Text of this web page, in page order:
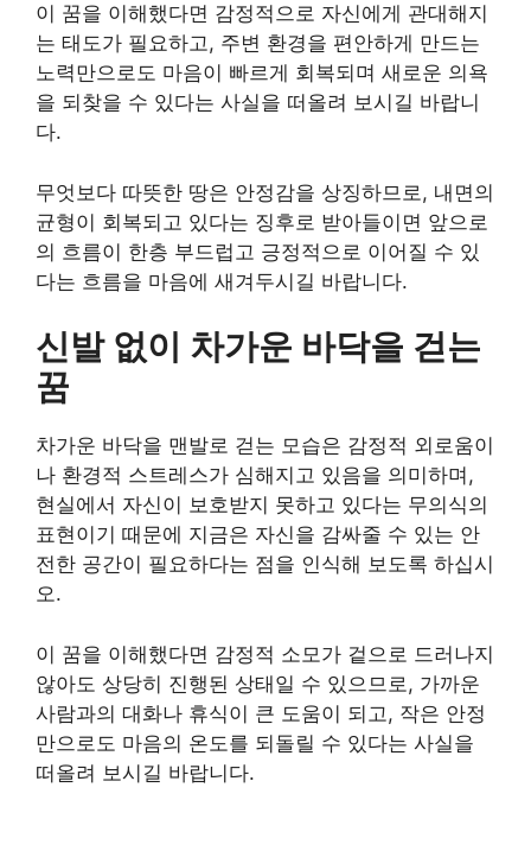
이 꿈을 이해했다면 감정적으로 자신에게 관대해지
는 태도가 필요하고, 주변 환경을 편안하게 만드는
노력만으로도 마음이 빠르게 회복되며 새로운 의욕
을 되찾을 수 있다는 사실을 떠올려 보시길 바랍니
다.
무엇보다 따뜻한 땅은 안정감을 상징하므로, 내면의
균형이 회복되고 있다는 징후로 받아들이면 앞으로
의 흐름이 한층 부드럽고 긍정적으로 이어질 수 있
다는 흐름을 마음에 새겨두시길 바랍니다.
신발 없이 차가운 바닥을 걷는
꿈
차가운 바닥을 맨발로 걷는 모습은 감정적 외로움이
나 환경적 스트레스가 심해지고 있음을 의미하며,
현실에서 자신이 보호받지 못하고 있다는 무의식의
표현이기 때문에 지금은 자신을 감싸줄 수 있는 안
전한 공간이 필요하다는 점을 인식해 보도록 하십시
오.
이 꿈을 이해했다면 감정적 소모가 겉으로 드러나지
않아도 상당히 진행된 상태일 수 있으므로, 가까운
사람과의 대화나 휴식이 큰 도움이 되고, 작은 안정
만으로도 마음의 온도를 되돌릴 수 있다는 사실을
떠올려 보시길 바랍니다.